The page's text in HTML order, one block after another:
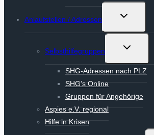
Anlaufstellen / Adressen
Untermenü
Selbsthilfegruppen
Untermenü
SHG-Adressen nach PLZ
SHG’s Online
Gruppen für Angehörige
Aspies e.V. regional
Hilfe in Krisen